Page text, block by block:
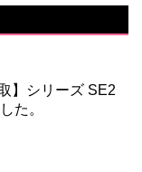
】シリーズ SE2
た。